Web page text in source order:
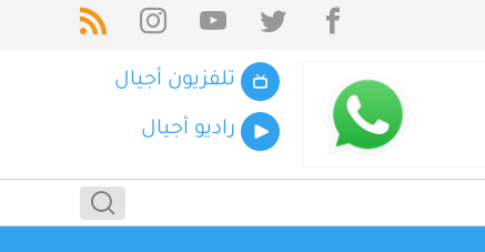
تلفزيون أجيال
راديو أجيال